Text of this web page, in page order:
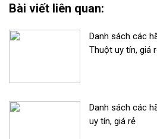
Bài viết liên quan:
Danh sách các
Thuột uy tín, giá
Danh sách các
uy tín, giá rẻ